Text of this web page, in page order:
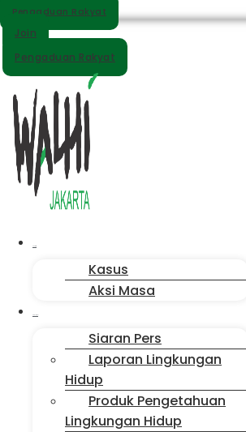
Pengaduan Rakyat
Join
Pengaduan Rakyat
Menu
Kasus
Aksi Masa
Siaran Pers
Laporan Lingkungan
Hidup
Produk Pengetahuan
Lingkungan Hidup